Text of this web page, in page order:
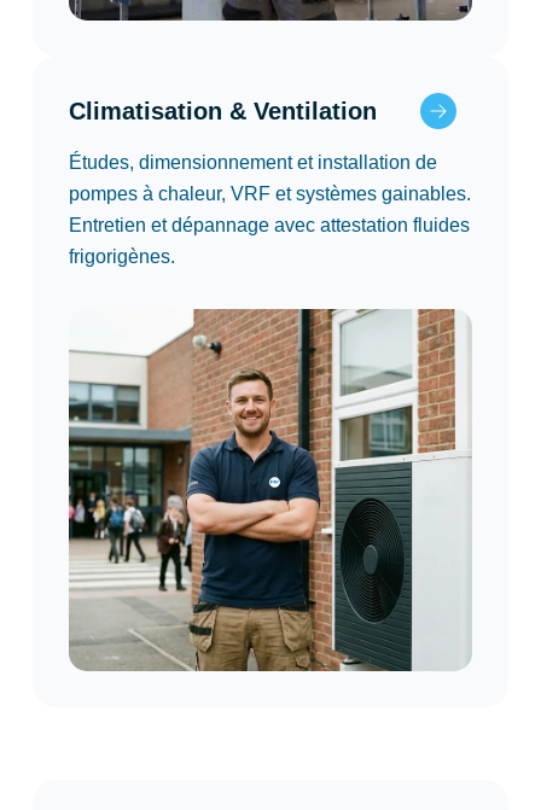
Climatisation & Ventilation
Études, dimensionnement et installation de
pompes à chaleur, VRF et systèmes gainables.
Entretien et dépannage avec attestation fluides
frigorigènes.